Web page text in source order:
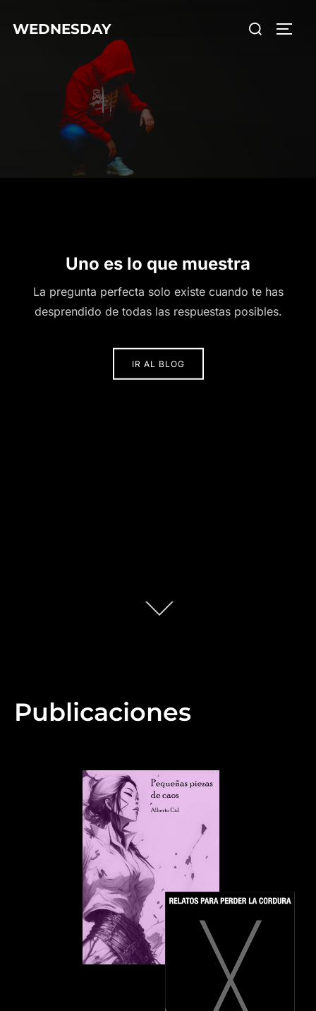
WEDNESDAY
Uno es lo que muestra
La pregunta perfecta solo existe cuando te has
desprendido de todas las respuestas posibles.
IR AL BLOG
Publicaciones